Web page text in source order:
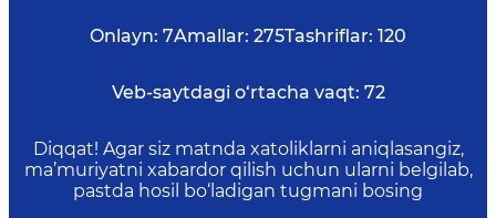
Onlayn: 7Amallar: 275Tashriflar: 120
Veb-saytdagi o‘rtacha vaqt: 72
Diqqat! Agar siz matnda xatoliklarni aniqlasangiz,
ma’muriyatni xabardor qilish uchun ularni belgilab,
pastda hosil bo‘ladigan tugmani bosing